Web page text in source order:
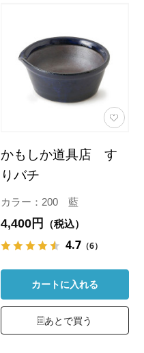
かもしか道具店 す
りバチ
カラー：200 藍
4,400円 （税込）
4.7 （6）
カートに入れる
あとで買う